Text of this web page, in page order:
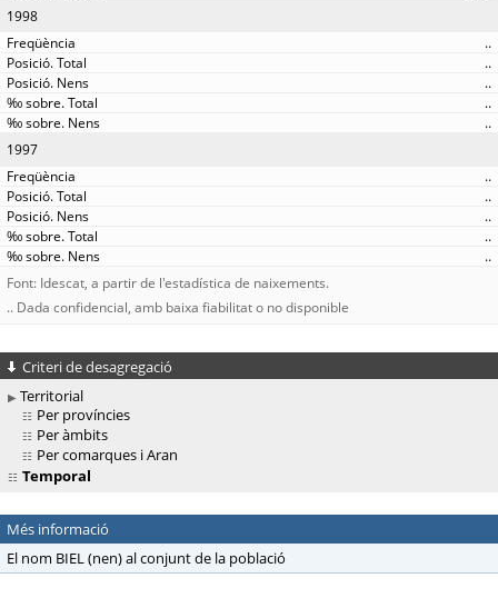
1998
..
..
..
..
..
1997
..
..
..
..
..
Font: Idescat, a partir de l'estadística de naixements.
.. Dada confidencial, amb baixa fiabilitat o no disponible
Criteri de desagregació
Territorial
Per províncies
Per àmbits
Per comarques i Aran
Temporal
Més informació
El nom BIEL (nen) al conjunt de la població